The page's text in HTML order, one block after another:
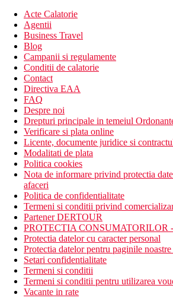
Acte Calatorie
Agentii
Business Travel
Blog
Campanii si regulamente
Conditii de calatorie
Contact
Directiva EAA
FAQ
Despre noi
Drepturi principale in temeiul
Verificare si plata online
Licente, documente juridice si
Modalitati de plata
Politica cookies
Nota de informare privind protectia
afaceri
Politica de confidentialitate
Termeni si conditii privind
Partener DERTOUR
PROTECTIA CONSUMATORILOR
Protectia datelor cu caracter personal
Protectia datelor pentru paginile
Setari confidentialitate
Termeni si conditii
Termeni si conditii pentru utilizarea
Vacante in rate